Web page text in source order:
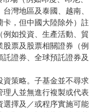
台灣地區及泰國、越南、
卡，但中國大陸除外）註
如投資、生產活動、貿
票及股票相關證券（例
證券、全球預託證券及
策略。子基金並不尋求
人並無進行複製或代表
擇及／或程序實施可能